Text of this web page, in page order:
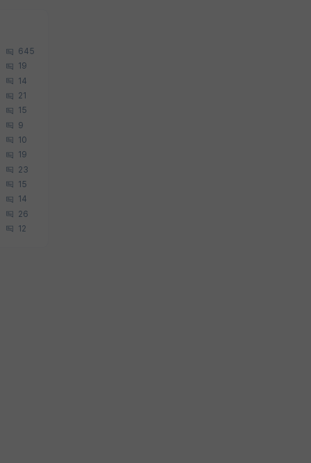
645
19
14
21
15
9
10
19
23
15
14
26
12